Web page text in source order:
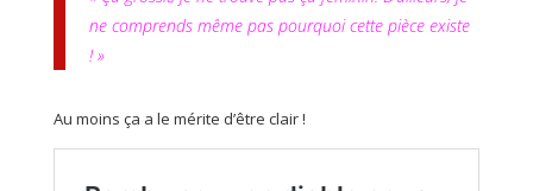
ne comprends même pas pourquoi cette pièce existe
! »
Au moins ça a le mérite d’être clair !